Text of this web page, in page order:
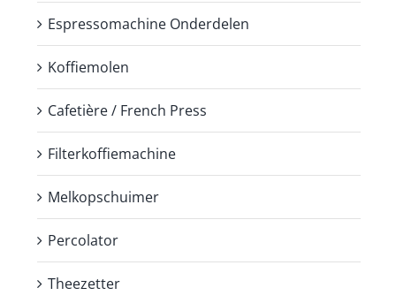
Espressomachine Onderdelen
Koffiemolen
Cafetière / French Press
Filterkoffiemachine
Melkopschuimer
Percolator
Theezetter